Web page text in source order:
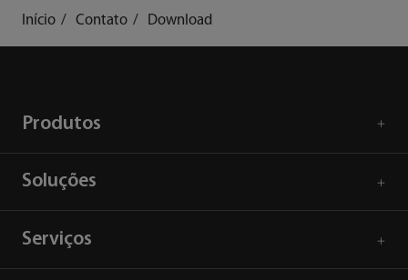
Início Contato Download
Produtos
Soluções
Serviços